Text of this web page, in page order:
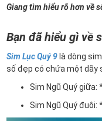
Giang tìm hiểu rõ hơn về
Bạn đã hiểu gì về
Sim Lục Quý 9 là dòng
số đẹp có chứa một dãy
Sim Ngũ Quý giữa:
Sim Ngũ Quý đuôi: